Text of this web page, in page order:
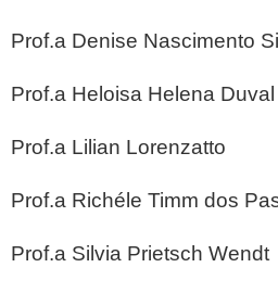
Prof.a Denise Nascimento
Prof.a Heloisa Helena
Prof.a Lilian Lorenzatto
Prof.a Richéle Timm dos
Prof.a Silvia Prietsch Wendt